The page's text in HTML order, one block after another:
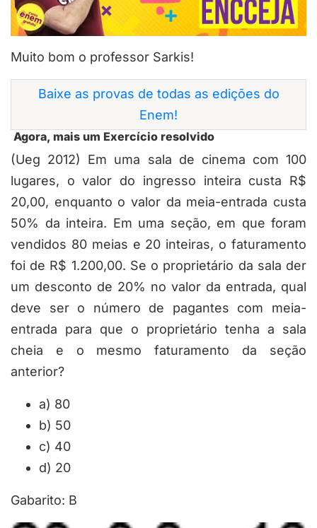
Muito bom o professor Sarkis!
Baixe as provas de todas as edições do
Enem!
Agora, mais um Exercício resolvido
(Ueg 2012) Em uma sala de cinema com 100
lugares, o valor do ingresso inteira custa R$
20,00, enquanto o valor da meia-entrada custa
50% da inteira. Em uma seção, em que foram
vendidos 80 meias e 20 inteiras, o faturamento
foi de R$ 1.200,00. Se o proprietário da sala der
um desconto de 20% no valor da entrada, qual
deve ser o número de pagantes com meia-
entrada para que o proprietário tenha a sala
cheia e o mesmo faturamento da seção
anterior?
a) 80
b) 50
c) 40
d) 20
Gabarito: B